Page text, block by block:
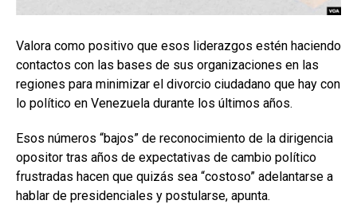
Valora como positivo que esos liderazgos estén haciendo
contactos con las bases de sus organizaciones en las
regiones para minimizar el divorcio ciudadano que hay con
lo político en Venezuela durante los últimos años.
Esos números “bajos” de reconocimiento de la dirigencia
opositor tras años de expectativas de cambio político
frustradas hacen que quizás sea “costoso” adelantarse a
hablar de presidenciales y postularse, apunta.